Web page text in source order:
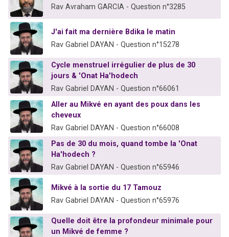
Rav Avraham GARCIA - Question n°3285
J'ai fait ma dernière Bdika le matin
Rav Gabriel DAYAN - Question n°15278
Cycle menstruel irrégulier de plus de 30
jours & 'Onat Ha'hodech
Rav Gabriel DAYAN - Question n°66061
Aller au Mikvé en ayant des poux dans les
cheveux
Rav Gabriel DAYAN - Question n°66008
Pas de 30 du mois, quand tombe la 'Onat
Ha'hodech ?
Rav Gabriel DAYAN - Question n°65946
Mikvé à la sortie du 17 Tamouz
Rav Gabriel DAYAN - Question n°65976
Quelle doit être la profondeur minimale pour
un Mikvé de femme ?